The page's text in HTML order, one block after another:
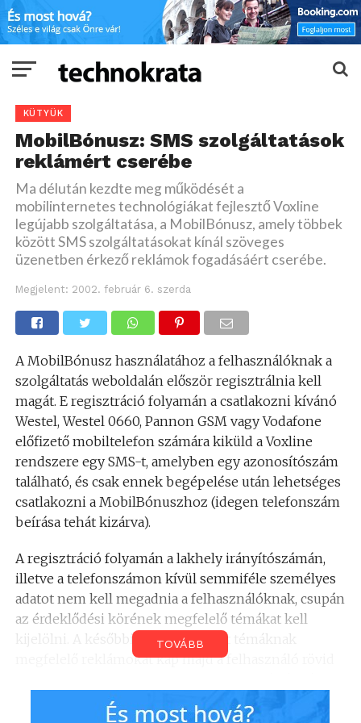
KÜTYÜK
MobilBónusz: SMS szolgáltatások
reklámért cserébe
Ma délután kezdte meg működését a
mobilinternetes technológiákat fejlesztő Voxline
legújabb szolgáltatása, a MobilBónusz, amely többek
között SMS szolgáltatásokat kínál szöveges
üzenetben érkező reklámok fogadásáért cserébe.
Megjelent: 2002. február 6. szerda
A MobilBónusz használatához a felhasználóknak a
szolgáltatás weboldalán először regisztrálnia kell
magát. E regisztráció folyamán a csatlakozni kívánó
Westel, Westel 0660, Pannon GSM vagy Vodafone
előfizető mobiltelefon számára kiküld a Voxline
rendszere egy SMS-t, amelyben egy azonosítószám
található, és csak ennek begépelése után lehetséges
csatlakozni a MobilBónuszhoz (idegen telefonszám
beírása tehát kizárva).
A regisztráció folyamán a lakhely irányítószámán,
illetve a telefonszámon kívül semmiféle személyes
adatot nem kell megadnia a felhasználóknak, csupán
az érdeklődési körének megfelelő témákat kell
kijelölni. A későbbiekben a kijelölt témáknak
megfelelő reklámokat kap majd a felhasználó rövid
bármikor módosítható az érdeklődési kör, és ha a
TOVÁBB